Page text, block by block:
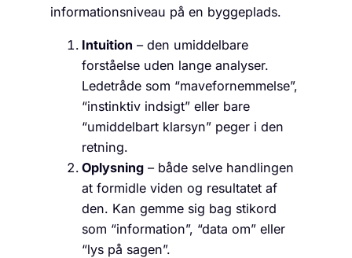
informationsniveau på en byggeplads.
Intuition – den umiddelbare
forståelse uden lange analyser.
Ledetråde som “mavefornemmelse”,
“instinktiv indsigt” eller bare
“umiddelbart klarsyn” peger i den
retning.
Oplysning – både selve handlingen
at formidle viden og resultatet af
den. Kan gemme sig bag stikord
som “information”, “data om” eller
“lys på sagen”.